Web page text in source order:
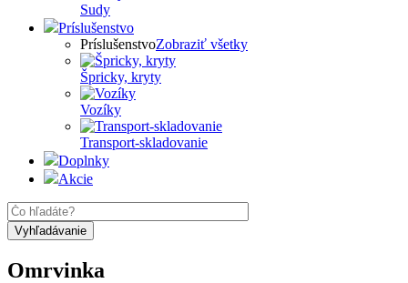
Sudy
Príslušenstvo
PríslušenstvoZobraziť všetky
Špricky, kryty
Vozíky
Transport-skladovanie
Doplnky
Akcie
Omrvinka